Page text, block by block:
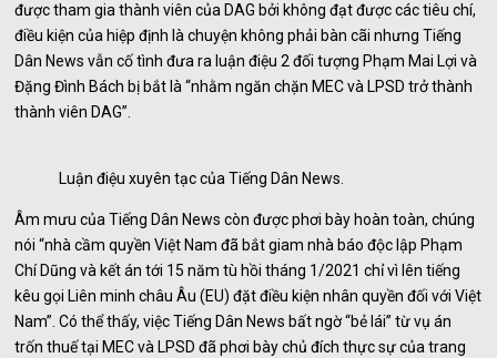
được tham gia thành viên của DAG bởi không đạt được các tiêu chí,
điều kiện của hiệp định là chuyện không phải bàn cãi nhưng Tiếng
Dân News vẫn cố tình đưa ra luận điệu 2 đối tượng Phạm Mai Lợi và
Đặng Đình Bách bị bắt là “nhằm ngăn chặn MEC và LPSD trở thành
thành viên DAG”.
Luận điệu xuyên tạc của Tiếng Dân News.
Âm mưu của Tiếng Dân News còn được phơi bày hoàn toàn, chúng
nói “nhà cầm quyền Việt Nam đã bắt giam nhà báo độc lập Phạm
Chí Dũng và kết án tới 15 năm tù hồi tháng 1/2021 chỉ vì lên tiếng
kêu gọi Liên minh châu Âu (EU) đặt điều kiện nhân quyền đối với Việt
Nam”. Có thể thấy, việc Tiếng Dân News bất ngờ “bẻ lái” từ vụ án
trốn thuế tại MEC và LPSD đã phơi bày chủ đích thực sự của trang